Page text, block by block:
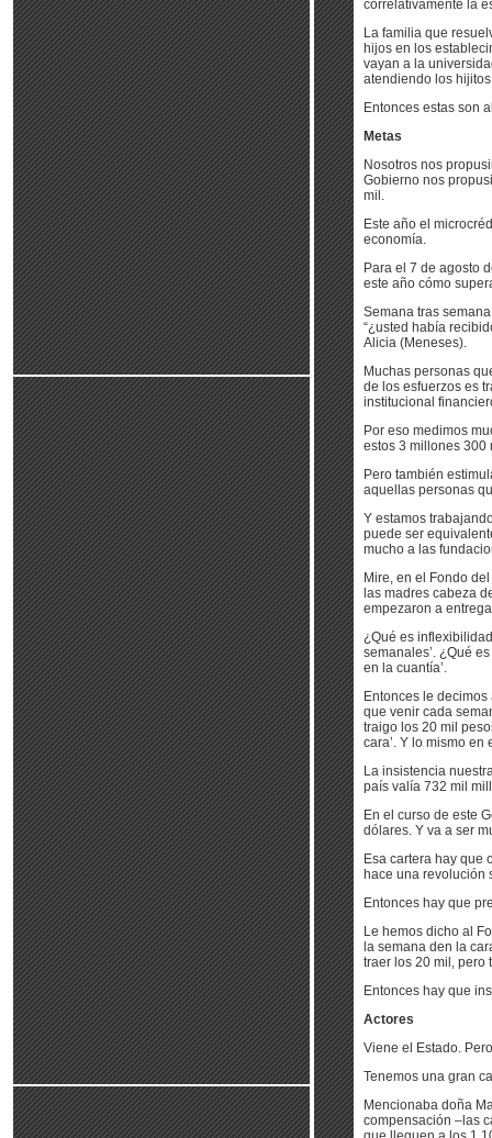
correlativamente la
La familia que
hijos en los
vayan a la
atendiendo los
Entonces estas son
Metas
Nosotros nos
Gobierno nos
mil.
Este año el
economía.
Para el 7 de agosto
este año cómo
Semana tras
“¿usted había
Alicia (Meneses).
Muchas personas
de los esfuerzos es
institucional
Por eso medimos
estos 3 millones 300
Pero también
aquellas personas
Y estamos
puede ser
mucho a las
Mire, en el Fondo
las madres cabeza
empezaron a
¿Qué es
semanales’. ¿Qué
en la cuantía’.
Entonces le
que venir cada
traigo los 20 mil
cara’. Y lo mismo en
La insistencia
país valía 732 mil
En el curso de este
dólares. Y va a ser
Esa cartera hay que
hace una revolución
Entonces hay que
Le hemos dicho al
la semana den la
traer los 20 mil, pero
Entonces hay que
Actores
Viene el Estado.
Tenemos una gran
Mencionaba doña
compensación –las